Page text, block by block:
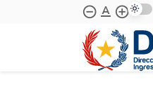
Saltar al contenido principal
remove_circle_outline text_format add_circle_outline